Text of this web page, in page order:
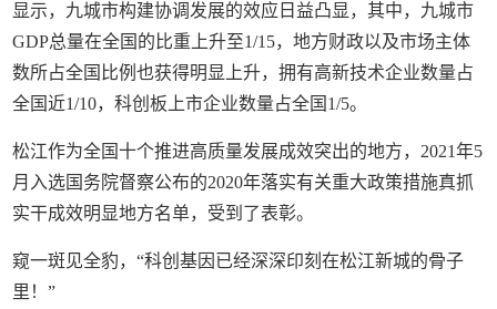
显示，九城市构建协调发展的效应日益凸显，其中，九城市
GDP总量在全国的比重上升至1/15，地方财政以及市场主体
数所占全国比例也获得明显上升，拥有高新技术企业数量占
全国近1/10，科创板上市企业数量占全国1/5。
松江作为全国十个推进高质量发展成效突出的地方，2021年5
月入选国务院督察公布的2020年落实有关重大政策措施真抓
实干成效明显地方名单，受到了表彰。
窥一斑见全豹，“科创基因已经深深印刻在松江新城的骨子
里！”